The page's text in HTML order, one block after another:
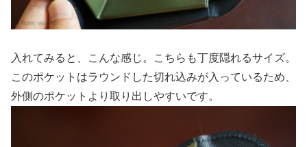
入れてみると、こんな感じ。こちらも丁度隠れるサイズ。
このポケットはラウンドした切れ込みが入っているため、
外側のポケットより取り出しやすいです。